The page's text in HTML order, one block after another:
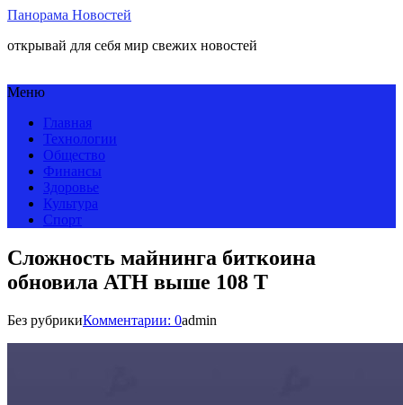
Панорама Новостей
открывай для себя мир свежих новостей
Меню
Главная
Технологии
Общество
Финансы
Здоровье
Культура
Спорт
Сложность майнинга биткоина
обновила АТН выше 108 Т
Без рубрикиКомментарии: 0admin